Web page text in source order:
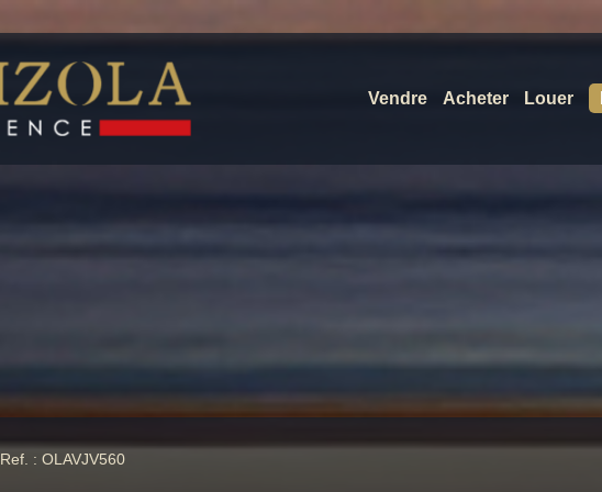
Vendre Acheter Louer
Ref. : OLAVJV560